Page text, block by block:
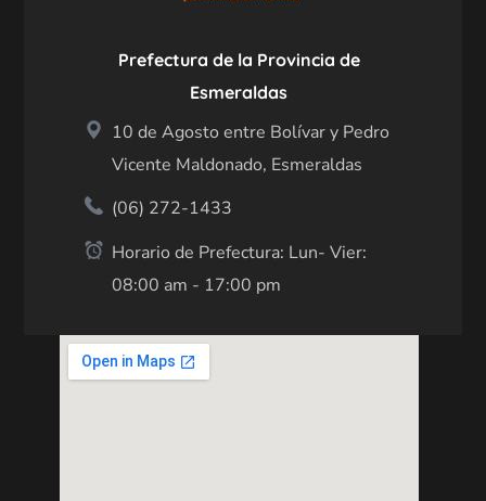
Prefectura de la Provincia de
Esmeraldas
10 de Agosto entre Bolívar y Pedro
Vicente Maldonado, Esmeraldas
(06) 272-1433
Horario de Prefectura: Lun- Vier:
08:00 am - 17:00 pm